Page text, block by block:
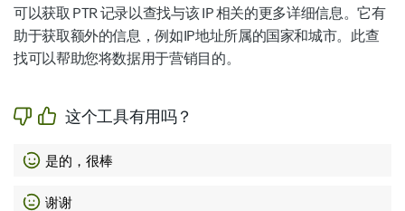
可以获取 PTR 记录以查找与该 IP 相关的更多详细信息。它有
助于获取额外的信息，例如IP地址所属的国家和城市。此查
找可以帮助您将数据用于营销目的。
这个工具有用吗？
是的，很棒
谢谢